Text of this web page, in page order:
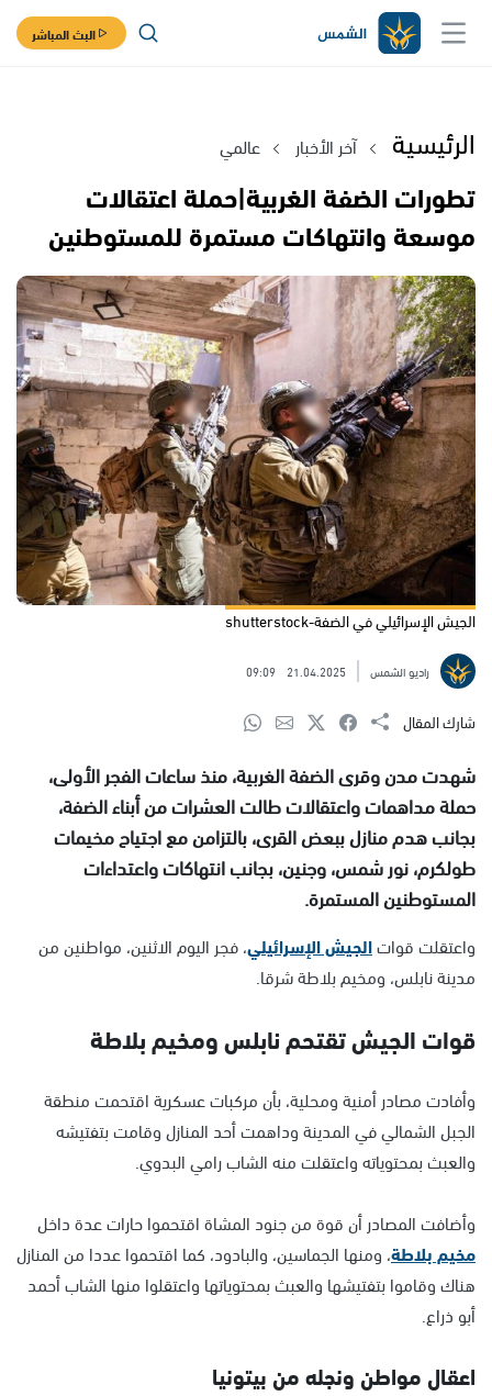
البث المباشر
الرئيسية آخر الأخبار عالمي
تطورات الضفة الغربية|حملة اعتقالات
موسعة وانتهاكات مستمرة للمستوطنين
الجيش الإسرائيلي في الضفة-shutterstock
راديو الشمس 21.04.2025
09:09
شارك المقال
شهدت مدن وقرى الضفة الغربية، منذ ساعات الفجر الأولى،
حملة مداهمات واعتقالات طالت العشرات من أبناء الضفة،
بجانب هدم منازل ببعض القرى، بالتزامن مع اجتياح مخيمات
طولكرم، نور شمس، وجنين، بجانب انتهاكات واعتداءات
المستوطنين المستمرة.
واعتقلت قواتالجيش الإسرائيلي، فجر اليوم الاثنين، مواطنين من
مدينة نابلس، ومخيم بلاطة شرقا.
قوات الجيش تقتحم نابلس ومخيم بلاطة
وأفادت مصادر أمنية ومحلية، بأن مركبات عسكرية اقتحمت منطقة
الجبل الشمالي في المدينة وداهمت أحد المنازل وقامت بتفتيشه
والعبث بمحتوياته واعتقلت منه الشاب رامي البدوي.
وأضافت المصادر أن قوة من جنود المشاة اقتحموا حارات عدة داخل
مخيم بلاطة، ومنها الجماسين، والبادود، كما اقتحموا عددا من المنازل
هناك وقاموا بتفتيشها والعبث بمحتوياتها واعتقلوا منها الشاب أحمد
أبو ذراع.
اعقال مواطن ونجله من بيتونيا